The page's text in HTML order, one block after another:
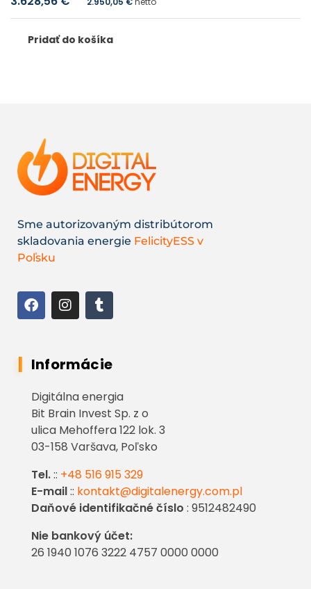
Pridať do košíka
Sme autorizovaným distribútorom
skladovania energie FelicityESS v
Poľsku
Informácie
Digitálna energia
Bit Brain Invest Sp. z o
ulica Mehoffera 122 lok. 3
03-158 Varšava, Poľsko
Tel.:: +48 516 915 329
E-mail:: kontakt@digitalenergy.com.pl
Daňové identifikačné číslo : 9512482490
Nie bankový účet:
26 1940 1076 3222 4757 0000 0000